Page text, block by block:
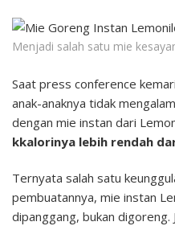
Menjadi salah satu mie
Saat press conference
anak-anaknya tidak
dengan mie instan dari
kkalorinya lebih rendah
Ternyata salah satu
pembuatannya, mie instan
dipanggang, bukan